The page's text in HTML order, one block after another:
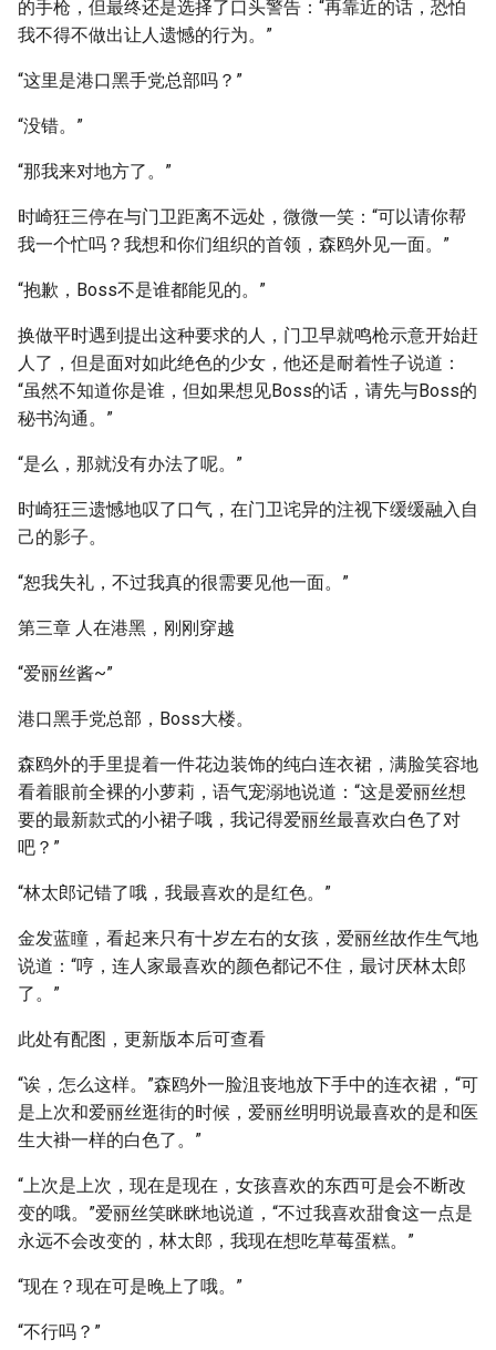
的手枪，但最终还是选择了口头警告：“再靠近的话，恐怕
我不得不做出让人遗憾的行为。”
“这里是港口黑手党总部吗？”
“没错。”
“那我来对地方了。”
时崎狂三停在与门卫距离不远处，微微一笑：“可以请你帮
我一个忙吗？我想和你们组织的首领，森鸥外见一面。”
“抱歉，Boss不是谁都能见的。”
换做平时遇到提出这种要求的人，门卫早就鸣枪示意开始赶
人了，但是面对如此绝色的少女，他还是耐着性子说道：
“虽然不知道你是谁，但如果想见Boss的话，请先与Boss的
秘书沟通。”
“是么，那就没有办法了呢。”
时崎狂三遗憾地叹了口气，在门卫诧异的注视下缓缓融入自
己的影子。
“恕我失礼，不过我真的很需要见他一面。”
第三章 人在港黑，刚刚穿越
“爱丽丝酱~”
港口黑手党总部，Boss大楼。
森鸥外的手里提着一件花边装饰的纯白连衣裙，满脸笑容地
看着眼前全裸的小萝莉，语气宠溺地说道：“这是爱丽丝想
要的最新款式的小裙子哦，我记得爱丽丝最喜欢白色了对
吧？”
“林太郎记错了哦，我最喜欢的是红色。”
金发蓝瞳，看起来只有十岁左右的女孩，爱丽丝故作生气地
说道：“哼，连人家最喜欢的颜色都记不住，最讨厌林太郎
了。”
此处有配图，更新版本后可查看
“诶，怎么这样。”森鸥外一脸沮丧地放下手中的连衣裙，“可
是上次和爱丽丝逛街的时候，爱丽丝明明说最喜欢的是和医
生大褂一样的白色了。”
“上次是上次，现在是现在，女孩喜欢的东西可是会不断改
变的哦。”爱丽丝笑眯眯地说道，“不过我喜欢甜食这一点是
永远不会改变的，林太郎，我现在想吃草莓蛋糕。”
“现在？现在可是晚上了哦。”
“不行吗？”